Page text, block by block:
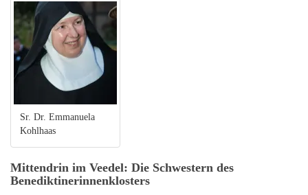
Sr. Dr. Emmanuela
Kohlhaas
Mittendrin im Veedel: Die Schwestern des
Benediktinerinnenklosters